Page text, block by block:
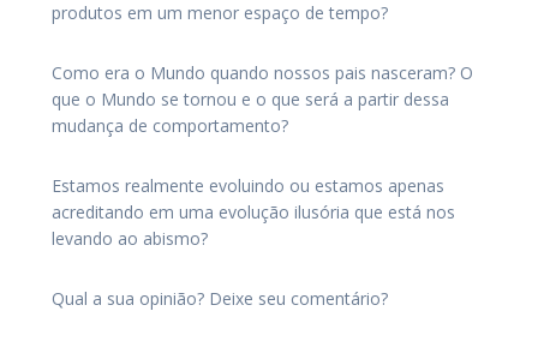
produtos em um menor espaço de tempo?
Como era o Mundo quando nossos pais nasceram? O
que o Mundo se tornou e o que será a partir dessa
mudança de comportamento?
Estamos realmente evoluindo ou estamos apenas
acreditando em uma evolução ilusória que está nos
levando ao abismo?
Qual a sua opinião? Deixe seu comentário?